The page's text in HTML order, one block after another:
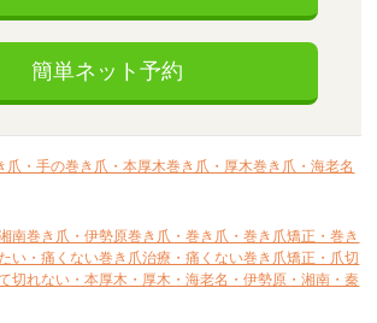
簡単ネット予約
爪・手の巻き爪・本厚木巻き爪・厚木巻き爪・海老名
南巻き爪・伊勢原巻き爪・巻き爪・巻き爪矯正・巻き
い・痛くない巻き爪治療・痛くない巻き爪矯正・爪切
切れない・本厚木・厚木・海老名・伊勢原・湘南・秦